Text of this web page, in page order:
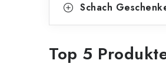
Schach
Top 5